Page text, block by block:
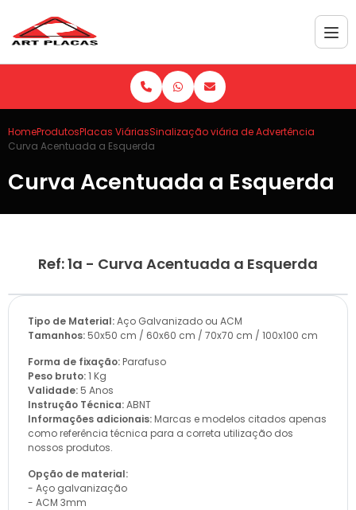
HomeProdutosPlacas ViáriasSinalização viária de Advertência
Curva Acentuada a Esquerda
Curva Acentuada a Esquerda
Ref: 1a - Curva Acentuada a Esquerda
Tipo de Material:Aço Galvanizado ou ACM
Tamanhos: 50x50 cm / 60x60 cm / 70x70 cm / 100x100 cm
Forma de fixação: Parafuso
Peso bruto:1 Kg
Validade: 5 Anos
Instrução Técnica:ABNT
Informações adicionais: Marcas e modelos citados apenas
como referência técnica para a correta utilização dos
nossos produtos.
Opção de material:
- Aço galvanização
- ACM 3mm